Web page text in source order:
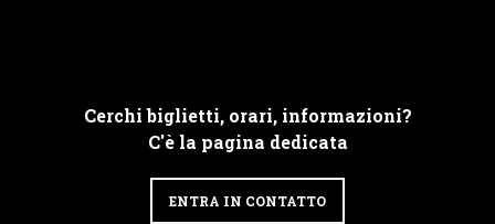
Cerchi biglietti, orari, informazioni?
C'è la pagina dedicata
ENTRA IN CONTATTO